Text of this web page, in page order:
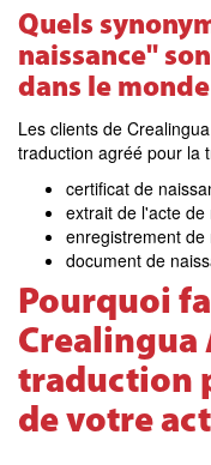
Quels
naissance"
dans le
Les clients de
traduction agréé pour la
certificat de
extrait de l'acte de
enregistrement de
document de
Pourquoi
Crealingua
traduction
de votre